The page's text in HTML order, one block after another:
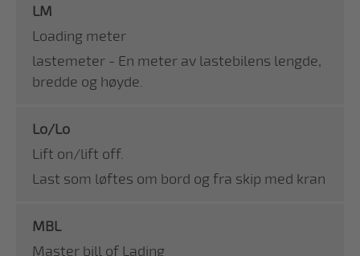
LM
Loading meter
lastemeter - En meter av lastebilens lengde,
bredde og høyde.
Lo/Lo
Lift on/lift off.
Last som løftes om bord og fra skip med kran
MBL
Master bill of Lading